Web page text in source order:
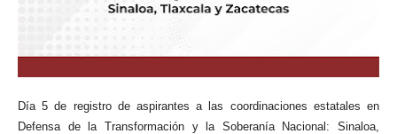
Día 5 de registro de aspirantes a las coordinaciones estatales en
Defensa de la Transformación y la Soberanía Nacional: Sinaloa,